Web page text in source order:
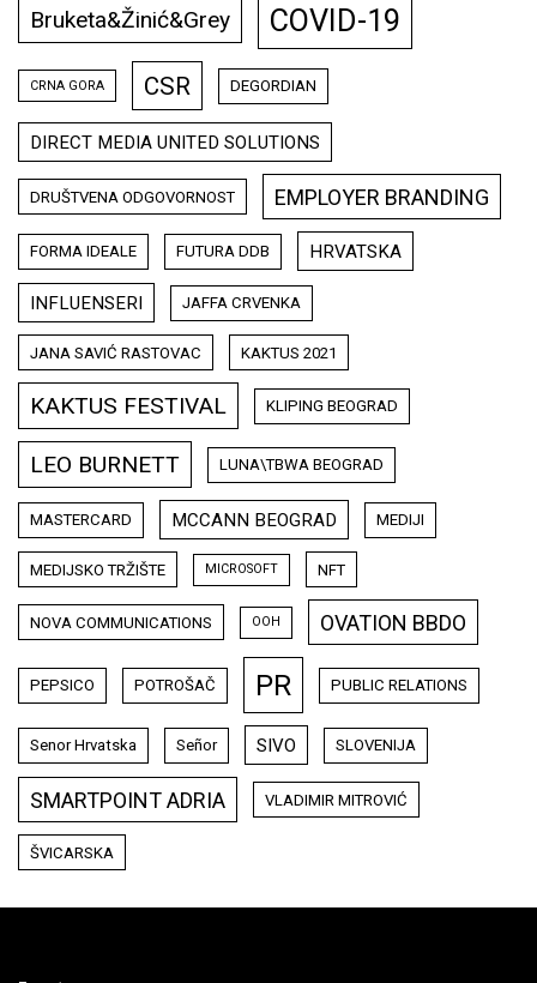
Bruketa&Žinić&Grey COVID-19
CRNA GORA CSR DEGORDIAN
DIRECT MEDIA UNITED SOLUTIONS
DRUŠTVENA ODGOVORNOST EMPLOYER BRANDING
FORMA IDEALE FUTURA DDB HRVATSKA
INFLUENSERI JAFFA CRVENKA
JANA SAVIĆ RASTOVAC KAKTUS 2021
KAKTUS FESTIVAL KLIPING BEOGRAD
LEO BURNETT LUNA\TBWA BEOGRAD
MASTERCARD MCCANN BEOGRAD MEDIJI
MEDIJSKO TRŽIŠTE MICROSOFT NFT
NOVA COMMUNICATIONS OOH OVATION BBDO
PEPSICO POTROŠAČ PR PUBLIC RELATIONS
Senor Hrvatska Señor SIVO SLOVENIJA
SMARTPOINT ADRIA VLADIMIR MITROVIĆ
ŠVICARSKA